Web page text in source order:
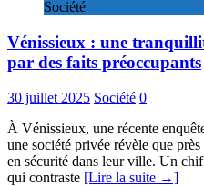
Société
Vénissieux : une
par des faits préoccupants
30 juillet 2025 Société 0
À Vénissieux, une récente
une société privée révèle que
en sécurité dans leur ville. Un
qui contraste [Lire la suite →]